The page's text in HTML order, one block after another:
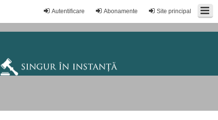
Site principal
Abonamente
Autentificare